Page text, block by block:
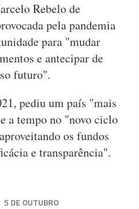
Rebelo de
pela pandemia
para "mudar
e antecipar de
futuro".
pediu um país "mais
a tempo no "novo ciclo
os fundos
e transparência".
5 DE OUTUBRO